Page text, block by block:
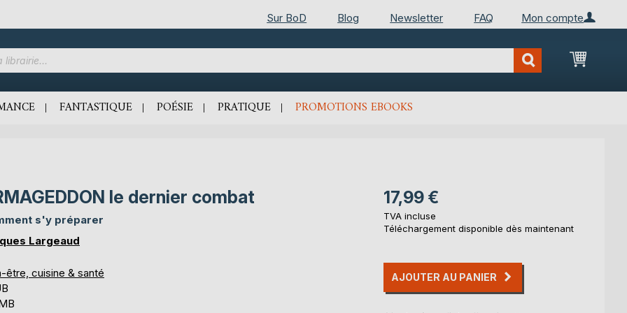
Mon compte
Sur BoD Blog Newsletter FAQ
Mon
FANTASTIQUE POÉSIE PRATIQUE PROMOTIONS EBOOKS
le dernier combat
s'y préparer
Largeaud
être, cuisine & santé
17,99 €
TVA incluse
Téléchargement disponible dès maintenant
AJOUTER AU PANIER